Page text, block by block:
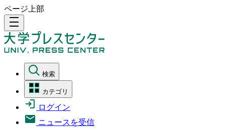
ページ上部
density_medium
検索
カテゴリ
ログイン
ニュースを受信